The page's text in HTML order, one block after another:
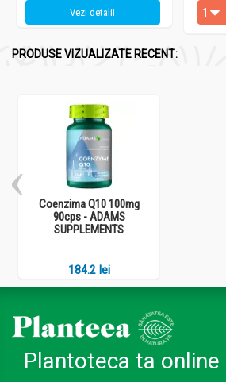
Vezi detalii
PRODUSE VIZUALIZATE RECENT:
Coenzima Q10 100mg
90cps - ADAMS
SUPPLEMENTS
184.2 lei
Plantoteca ta online